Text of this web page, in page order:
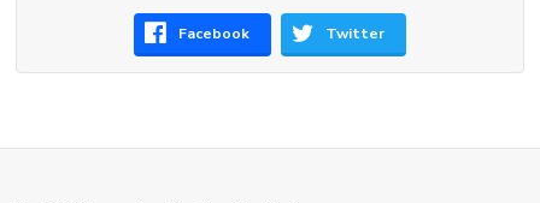
Facebook Twitter